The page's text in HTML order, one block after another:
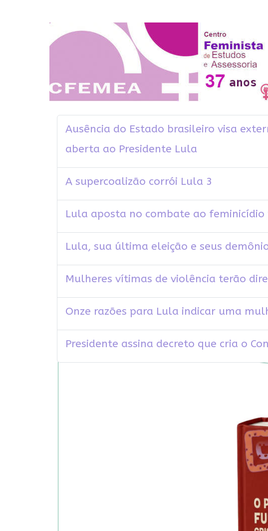
Ausência do Estado brasileiro visa
aberta ao Presidente Lula
A supercoalizão corrói Lula 3
Lula aposta no combate ao
Lula, sua última eleição e seus
Mulheres vítimas de violência terão
Onze razões para Lula indicar uma
Presidente assina decreto que cria o